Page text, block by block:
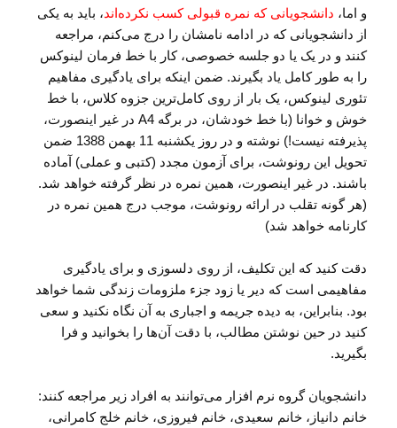
و اما، دانشجویانی که نمره قبولی کسب نکرده‌اند، باید به یکی
از دانشجویانی که در ادامه نامشان را درج می‌کنم، مراجعه
کنند و در یک یا دو جلسه خصوصی، کار با خط فرمان لینوکس
را به طور کامل یاد بگیرند. ضمن اینکه برای یادگیری مفاهیم
تئوری لینوکس، یک بار از روی کامل‌ترین جزوه کلاس، با خط
خوش و خوانا (با خط خودشان، در برگه A4 در غیر اینصورت،
پذیرفته نیست!) نوشته و در روز یکشنبه 11 بهمن 1388 ضمن
تحویل این رونوشت، برای آزمون مجدد (کتبی و عملی) آماده
باشند. در غیر اینصورت، همین نمره در نظر گرفته خواهد شد.
(هر گونه تقلب در ارائه رونوشت، موجب درج همین نمره در
کارنامه خواهد شد)
دقت کنید که این تکلیف، از روی دلسوزی و برای یادگیری
مفاهیمی است که دیر یا زود جزء ملزومات زندگی شما خواهد
بود. بنابراین، به دیده جریمه و اجباری به آن نگاه نکنید و سعی
کنید در حین نوشتن مطالب، با دقت آن‌ها را بخوانید و فرا
بگیرید.
دانشجویان گروه نرم افزار می‌توانند به افراد زیر مراجعه کنند:
خانم دانیاز، خانم سعیدی، خانم فیروزی، خانم خلج کامرانی،